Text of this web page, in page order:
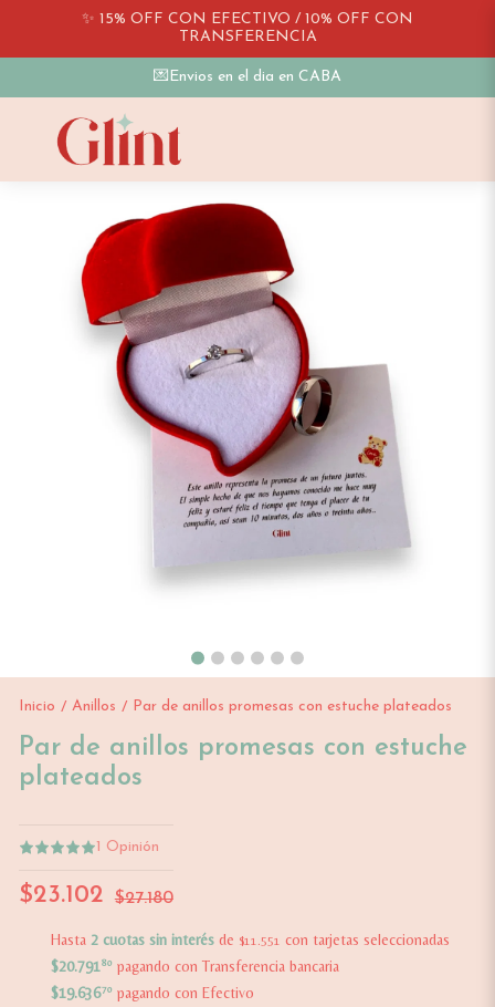
✨ 15% OFF CON EFECTIVO / 10% OFF CON
TRANSFERENCIA
💌Envios en el dia en CABA
Inicio / Anillos / Par de anillos promesas con estuche plateados
Par de anillos promesas con estuche
plateados
1 Opinión
$23.102 $27.180
Hasta 2 cuotas sin interésde $11.551 con tarjetas seleccionadas
$20.79180pagando con Transferencia bancaria
$19.63670pagando con Efectivo